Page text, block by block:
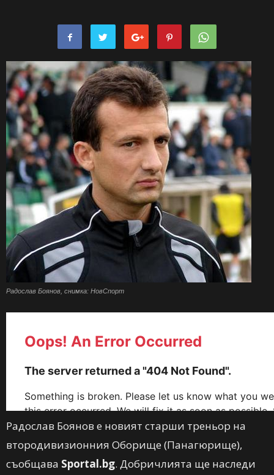
Радослав Боянов, снимка: НовСпорт
Радослав Боянов е новият старши треньор на
втородивизионния Оборище (Панагюрище),
съобщава Sportal.bg. Добричлията ще наследи